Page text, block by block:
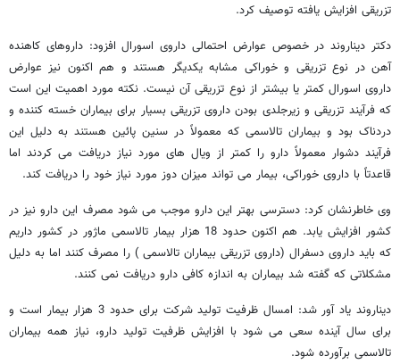
تزریقی افزایش یافته توصیف کرد.
دکتر دیناروند در خصوص عوارض احتمالی داروی اسورال افزود: داروهای کاهنده
آهن در نوع تزریقی و خوراکی مشابه یکدیگر هستند و هم اکنون نیز عوارض
داروی اسورال کمتر یا بیشتر از نوع تزریقی آن نیست. نکته مورد اهمیت این است
که فرآیند تزریقی و زیرجلدی بودن داروی تزریقی بسیار برای بیماران خسته کننده و
دردناک بود و بیماران تالاسمی که معمولاً در سنین پائین هستند به دلیل این
فرآیند دشوار معمولاً دارو را کمتر از ویال های مورد نیاز دریافت می کردند اما
قاعدتاً با داروی خوراکی، بیمار می تواند میزان دوز مورد نیاز خود را دریافت کند.
وی خاطرنشان کرد: دسترسی بهتر این دارو موجب می شود مصرف این دارو نیز در
کشور افزایش یابد. هم اکنون حدود 18 هزار بیمار تالاسمی ماژور در کشور داریم
که باید داروی دسفرال (داروی تزریقی بیماران تالاسمی ) را مصرف کنند اما به دلیل
مشکلاتی که گفته شد بیماران به اندازه کافی دارو دریافت نمی کنند.
دیناروند یاد آور شد: امسال ظرفیت تولید شرکت برای حدود 3 هزار بیمار است و
برای سال آینده سعی می شود با افزایش ظرفیت تولید دارو، نیاز همه بیماران
تالاسمی برآورده شود.